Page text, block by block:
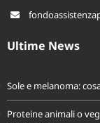
Ultime News
Sole e melanoma:
Proteine animali o